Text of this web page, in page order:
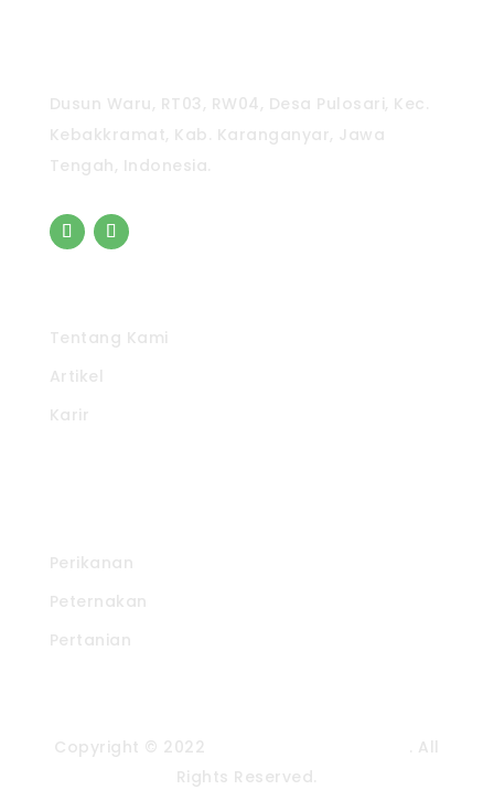
Dusun Waru, RT03, RW04, Desa Pulosari, Kec.
Kebakkramat, Kab. Karanganyar, Jawa
Tengah, Indonesia.
Tentang Kami
Artikel
Karir
Perikanan
Peternakan
Pertanian
Copyright © 2022
. All
Rights Reserved.